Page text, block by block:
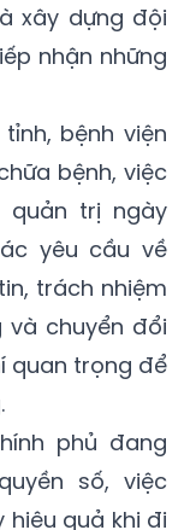
xây dựng đội
nhận những
bệnh viện
bệnh, việc
trị ngày
yêu cầu về
trách nhiệm
và chuyển đổi
quan trọng để
phủ đang
số, việc
quả khi đi